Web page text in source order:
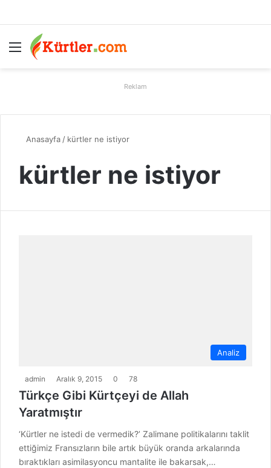
Menü
Reklam
Anasayfa / kürtler ne istiyor
kürtler ne istiyor
Analiz
admin Aralık 9, 2015 0 78
Türkçe Gibi Kürtçeyi de Allah
Yaratmıştır
‘Kürtler ne istedi de vermedik?’ Zalimane politikalarını taklit
ettiğimiz Fransızların bile artık büyük oranda arkalarında
bıraktıkları asimilasyoncu mantalite ile bakarsak,…